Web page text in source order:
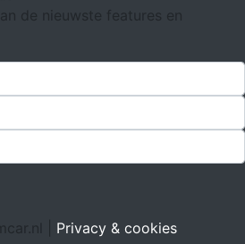
de nieuwste features en
| Privacy & cookies